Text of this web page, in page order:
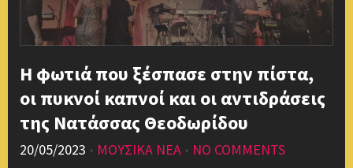
Η φωτιά που ξέσπασε στην πίστα,
οι πυκνοί καπνοί και οι αντιδράσεις
της Νατάσσας Θεοδωρίδου
20/05/2023 • ΜΟΥΣΙΚΑ ΝΕΑ • NO COMMENTS